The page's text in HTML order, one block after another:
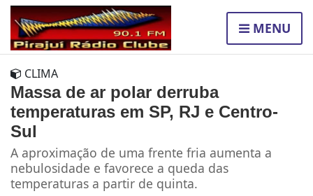
MENU
CLIMA
Massa de ar polar derruba
temperaturas em SP, RJ e Centro-
Sul
A aproximação de uma frente fria aumenta a
nebulosidade e favorece a queda das
temperaturas a partir de quinta.